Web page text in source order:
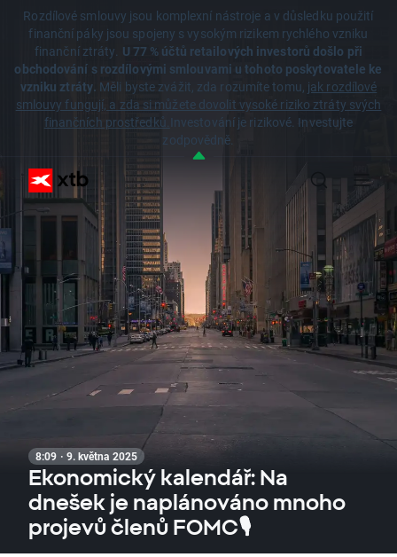
Rozdílové smlouvy jsou komplexní nástroje a v důsledku použití
finanční páky jsou spojeny s vysokým rizikem rychlého vzniku
finanční ztráty. U 77 % účtů retailových investorů došlo při
obchodování s rozdílovými smlouvami u tohoto poskytovatele ke
vzniku ztráty. Měli byste zvážit, zda rozumíte tomu, jak rozdílové
smlouvy fungují, a zda si můžete dovolit vysoké riziko ztráty svých
finančních prostředků.Investování je rizikové. Investujte
zodpovědně.
8:09 · 9. května 2025
Ekonomický kalendář: Na
dnešek je naplánováno mnoho
projevů členů FOMC🎙️